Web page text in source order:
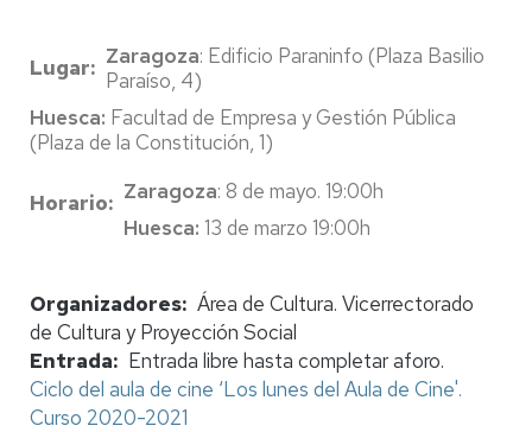
Lugar Zaragoza: Edificio Paraninfo (Plaza Basilio
Paraíso, 4)
Huesca: Facultad de Empresa y Gestión Pública
(Plaza de la Constitución, 1)
Horario Zaragoza: 8 de mayo. 19:00h
Huesca: 13 de marzo 19:00h
Organizadores Área de Cultura. Vicerrectorado
de Cultura y Proyección Social
Entrada
Entrada libre hasta completar aforo.
Ciclo del aula de cine ‘Los lunes del Aula de Cine'.
Curso 2020-2021